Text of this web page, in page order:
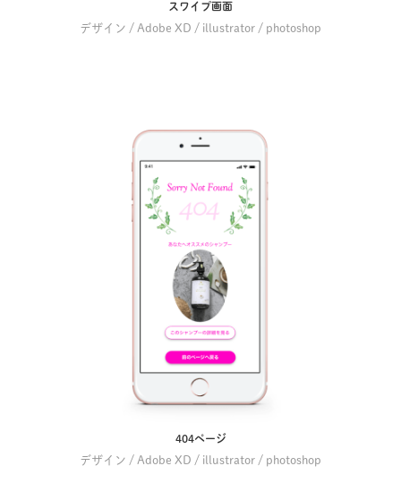
スワイプ画面
デザイン / Adobe XD / illustrator / photoshop
404ページ
デザイン / Adobe XD / illustrator / photoshop